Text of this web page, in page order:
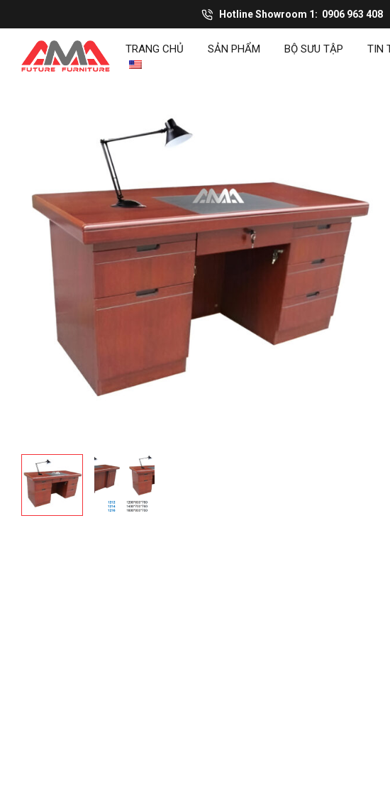
Hotline Showroom 1 0906 963 408
TRANG CHỦ SẢN PHẨM BỘ SƯU TẬP TIN